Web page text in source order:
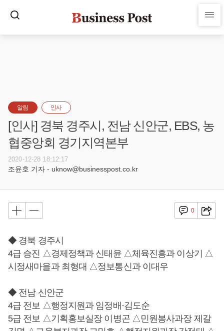
알림 인사
[인사] 경북 경주시, 전남 신안군, EBS, 농
협중앙회 경기지역본부
2020-12-28 18:12:17
조윤호 기자 - uknow@businesspost.co.kr
0
◆ 경북 경주시
4급 승진 △경제정책과 신태윤 △체육진흥과 이상기 △
시정새마을과 최형대 △정보통신과 이대우
◆ 전남 신안군
4급 전보 △행정지원과 임정배·김도순
5급 전보 △기획홍보실장 이병곤 △민원봉사과장 제갈